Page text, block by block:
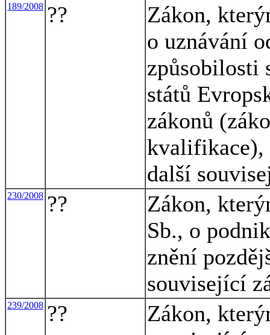
189/2008 ??
Zákon,
o uznávání
způsobilosti
států
zákonů
kvalifikace),
další
230/2008 ??
Zákon,
Sb., o
znění
související
239/2008 ??
Zákon,